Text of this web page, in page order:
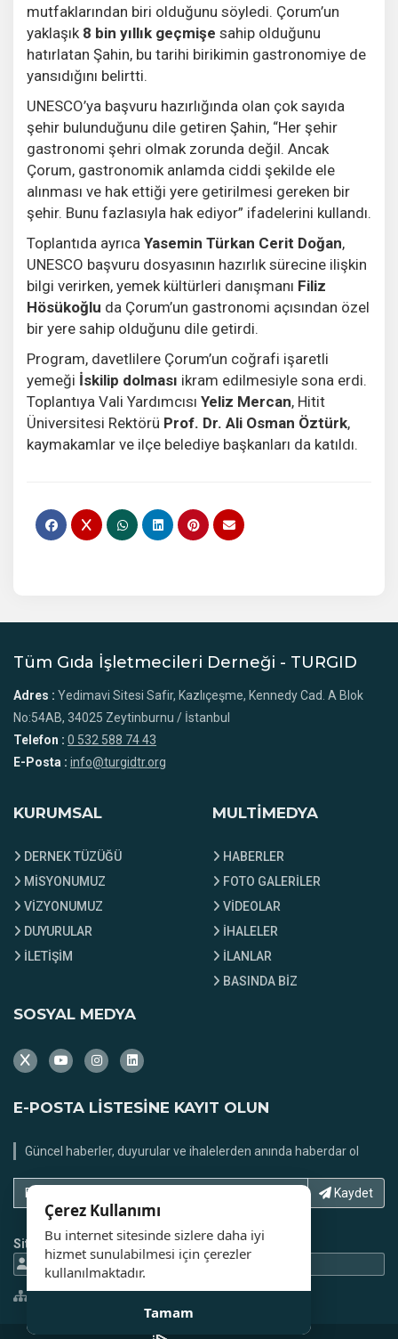
mutfaklarından biri olduğunu söyledi. Çorum’un
yaklaşık 8 bin yıllık geçmişe sahip olduğunu
hatırlatan Şahin, bu tarihi birikimin gastronomiye de
yansıdığını belirtti.
UNESCO’ya başvuru hazırlığında olan çok sayıda
şehir bulunduğunu dile getiren Şahin, “Her şehir
gastronomi şehri olmak zorunda değil. Ancak
Çorum, gastronomik anlamda ciddi şekilde ele
alınması ve hak ettiği yere getirilmesi gereken bir
şehir. Bunu fazlasıyla hak ediyor” ifadelerini kullandı.
Toplantıda ayrıca Yasemin Türkan Cerit Doğan,
UNESCO başvuru dosyasının hazırlık sürecine ilişkin
bilgi verirken, yemek kültürleri danışmanı Filiz
Hösükoğlu da Çorum’un gastronomi açısından özel
bir yere sahip olduğunu dile getirdi.
Program, davetlilere Çorum’un coğrafi işaretli
yemeği İskilip dolması ikram edilmesiyle sona erdi.
Toplantıya Vali Yardımcısı Yeliz Mercan, Hitit
Üniversitesi Rektörü Prof. Dr. Ali Osman Öztürk,
kaymakamlar ve ilçe belediye başkanları da katıldı.
Tüm Gıda İşletmecileri Derneği - TURGID
Adres : Yedimavi Sitesi Safir, Kazlıçeşme, Kennedy Cad. A Blok
No:54AB, 34025 Zeytinburnu / İstanbul
Telefon : 0 532 588 74 43
E-Posta : info@turgidtr.org
KURUMSAL
DERNEK TÜZÜĞÜ
MİSYONUMUZ
VİZYONUMUZ
DUYURULAR
İLETİŞİM
MULTİMEDYA
HABERLER
FOTO GALERİLER
VİDEOLAR
İHALELER
İLANLAR
BASINDA BİZ
SOSYAL MEDYA
E-POSTA LİSTESİNE KAYIT OLUN
Güncel haberler, duyurular ve ihalelerden anında haberdar ol
E-Posta adresinizi yazın... Kaydet
Site İstatistikleri
Site Haritası
Çerez Kullanımı
Bu internet sitesinde sizlere daha iyi
hizmet sunulabilmesi için çerezler
kullanılmaktadır.
Tamam